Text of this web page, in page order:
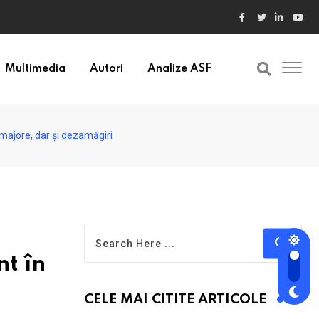
din Bulgaria au valori cu 30% mai mari
Multimedia Autori Analize ASF
dar și dezamăgiri
în
CELE MAI CITITE ARTICOLE